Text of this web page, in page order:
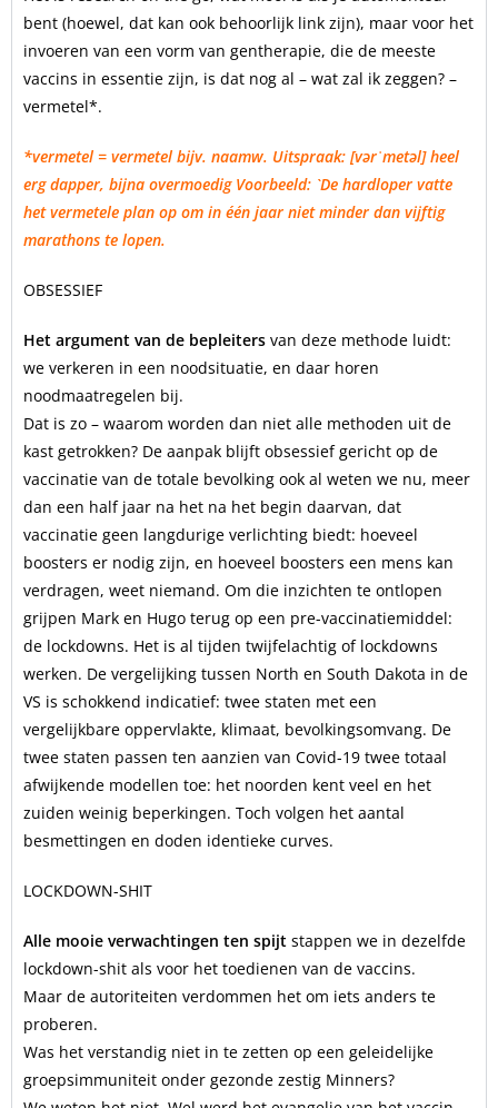
bent (hoewel, dat kan ook behoorlijk link zijn), maar voor het
invoeren van een vorm van gentherapie, die de meeste
vaccins in essentie zijn, is dat nog al – wat zal ik zeggen? –
vermetel*.
*vermetel = vermetel bijv. naamw. Uitspraak: [vərˈmetəl] heel
erg dapper, bijna overmoedig Voorbeeld: `De hardloper vatte
het vermetele plan op om in één jaar niet minder dan vijftig
marathons te lopen.
OBSESSIEF
Het argument van de bepleiters van deze methode luidt:
we verkeren in een noodsituatie, en daar horen
noodmaatregelen bij.
Dat is zo – waarom worden dan niet alle methoden uit de
kast getrokken? De aanpak blijft obsessief gericht op de
vaccinatie van de totale bevolking ook al weten we nu, meer
dan een half jaar na het na het begin daarvan, dat
vaccinatie geen langdurige verlichting biedt: hoeveel
boosters er nodig zijn, en hoeveel boosters een mens kan
verdragen, weet niemand. Om die inzichten te ontlopen
grijpen Mark en Hugo terug op een pre-vaccinatiemiddel:
de lockdowns. Het is al tijden twijfelachtig of lockdowns
werken. De vergelijking tussen North en South Dakota in de
VS is schokkend indicatief: twee staten met een
vergelijkbare oppervlakte, klimaat, bevolkingsomvang. De
twee staten passen ten aanzien van Covid-19 twee totaal
afwijkende modellen toe: het noorden kent veel en het
zuiden weinig beperkingen. Toch volgen het aantal
besmettingen en doden identieke curves.
LOCKDOWN-SHIT
Alle mooie verwachtingen ten spijt stappen we in dezelfde
lockdown-shit als voor het toedienen van de vaccins.
Maar de autoriteiten verdommen het om iets anders te
proberen.
Was het verstandig niet in te zetten op een geleidelijke
groepsimmuniteit onder gezonde zestig Minners?